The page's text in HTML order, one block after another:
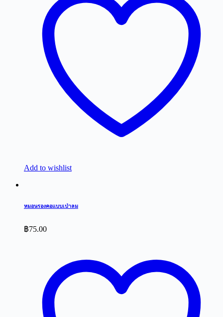
Add to wishlist
หมอนรองคอแบบเป่าลม
฿75.00